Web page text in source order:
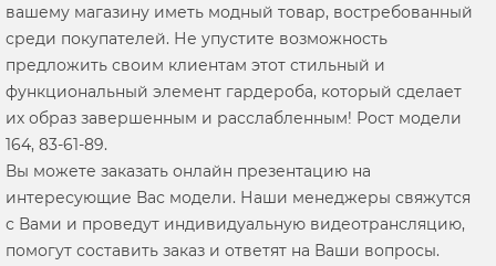
вашему магазину иметь модный товар, востребованный
среди покупателей. Не упустите возможность
предложить своим клиентам этот стильный и
функциональный элемент гардероба, который сделает
их образ завершенным и расслабленным! Рост модели
164, 83-61-89.
Вы можете заказать онлайн презентацию на
интересующие Вас модели. Наши менеджеры свяжутся
с Вами и проведут индивидуальную видеотрансляцию,
помогут составить заказ и ответят на Ваши вопросы.